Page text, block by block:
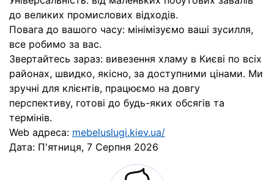
до великих промислових відходів.
Повага до вашого часу: мінімізуємо ваші зусилля,
все робимо за вас.
Звертайтесь зараз: вивезення хламу в Києві по всіх
районах, швидко, якісно, за доступними цінами. Ми
зручні для клієнтів, працюємо на довгу
перспективу, готові до будь-яких обсягів та
термінів.
Web адреса: mebeluslugi.kiev.ua/
Дата: П'ятниця, 7 Серпня 2026